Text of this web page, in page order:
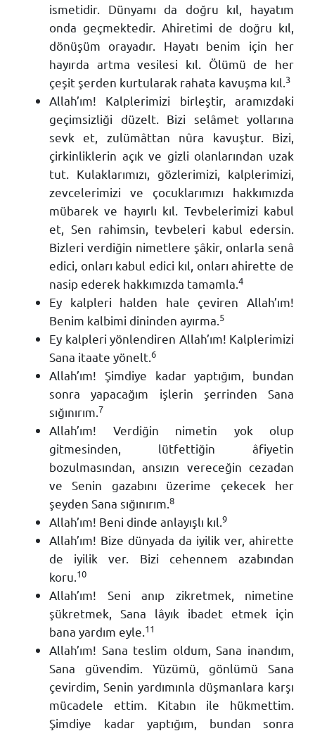
ismetidir. Dünyamı da doğru kıl, hayatım
onda geçmektedir. Ahiretimi de doğru kıl,
dönüşüm orayadır. Hayatı benim için her
hayırda artma vesilesi kıl. Ölümü de her
çeşit şerden kurtularak rahata kavuşma kıl. 3
Allah’ım! Kalplerimizi birleştir, aramızdaki
geçimsizliği düzelt. Bizi selâmet yollarına
sevk et, zulümâttan nûra kavuştur. Bizi,
çirkinliklerin açık ve gizli olanlarından uzak
tut. Kulaklarımızı, gözlerimizi, kalplerimizi,
zevcelerimizi ve çocuklarımızı hakkımızda
mübarek ve hayırlı kıl. Tevbelerimizi kabul
et, Sen rahimsin, tevbeleri kabul edersin.
Bizleri verdiğin nimetlere şâkir, onlarla senâ
edici, onları kabul edici kıl, onları ahirette de
nasip ederek hakkımızda tamamla. 4
Ey kalpleri halden hale çeviren Allah’ım!
Benim kalbimi dininden ayırma. 5
Ey kalpleri yönlendiren Allah’ım! Kalplerimizi
Sana itaate yönelt. 6
Allah’ım! Şimdiye kadar yaptığım, bundan
sonra yapacağım işlerin şerrinden Sana
sığınırım. 7
Allah’ım! Verdiğin nimetin yok olup
gitmesinden, lütfettiğin âfiyetin
bozulmasından, ansızın vereceğin cezadan
ve Senin gazabını üzerime çekecek her
şeyden Sana sığınırım. 8
Allah’ım! Beni dinde anlayışlı kıl. 9
Allah’ım! Bize dünyada da iyilik ver, ahirette
de iyilik ver. Bizi cehennem azabından
koru. 10
Allah’ım! Seni anıp zikretmek, nimetine
şükretmek, Sana lâyık ibadet etmek için
bana yardım eyle. 11
Allah’ım! Sana teslim oldum, Sana inandım,
Sana güvendim. Yüzümü, gönlümü Sana
çevirdim, Senin yardımınla düşmanlara karşı
mücadele ettim. Kitabın ile hükmettim.
Şimdiye kadar yaptığım, bundan sonra